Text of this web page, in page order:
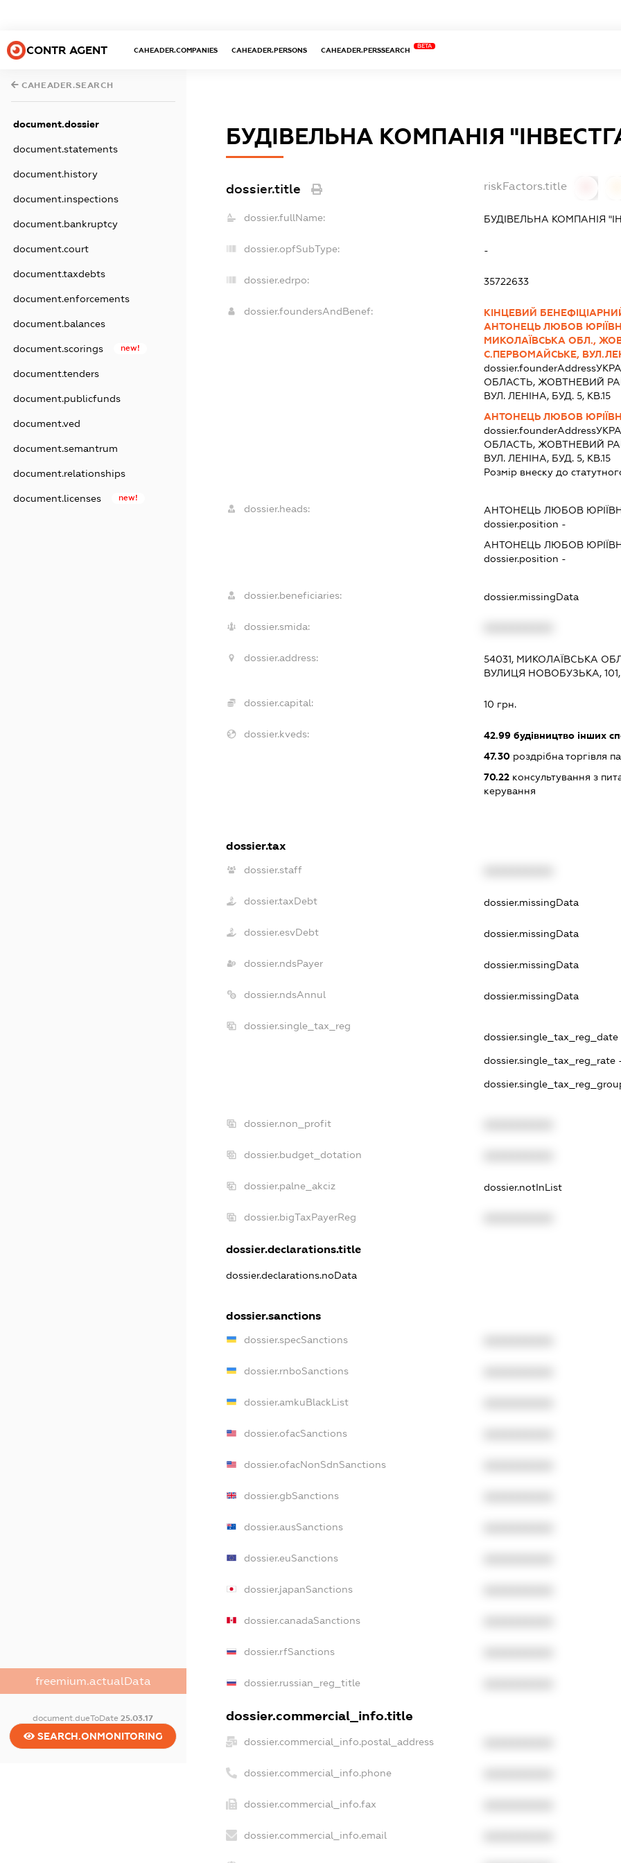
CONTR AGENT CAHEADER.COMPANIES CAHEADER.PERSONS CAHEADER.PERSSEARCH
BETA
CAHEADER.SEARCH
document.dossier
document.statements
document.history
document.inspections
document.bankruptcy
document.court
document.taxdebts
document.enforcements
document.balances
document.scorings new!
document.tenders
document.publicfunds
document.ved
document.semantrum
document.relationships
document.licenses new!
freemium.actualData
document.dueToDate25.03.17
SEARCH.ONMONITORING
БУДІВЕЛЬНА КОМПАНІЯ
dossier.title riskFactors.title
dossier.fullName: БУДІВЕЛЬНА КОМПАНІЯ
dossier.opfSubType: -
dossier.edrpo: 35722633
dossier.foundersAndBenef:
КІНЦЕВИЙ
АНТОНЕЦЬ ЛЮБОВ
МИКОЛАЇВСЬКА ОБЛ.,
С.ПЕРВОМАЙСЬКЕ,
dossier.founderAddress
ОБЛАСТЬ, ЖОВТНЕВИЙ
ВУЛ. ЛЕНІНА, БУД. 5, КВ.15
АНТОНЕЦЬ ЛЮБОВ
dossier.founderAddress
ОБЛАСТЬ, ЖОВТНЕВИЙ
ВУЛ. ЛЕНІНА, БУД. 5, КВ.15
Розмір внеску до
dossier.heads: АНТОНЕЦЬ ЛЮБОВ
dossier.position -
АНТОНЕЦЬ ЛЮБОВ
dossier.position -
dossier.beneficiaries: dossier.missingData
dossier.smida:
dossier.address:
54031, МИКОЛАЇВСЬКА
ВУЛИЦЯ НОВОБУЗЬКА, 101,
dossier.capital: 10 грн.
dossier.kveds: 42.99будівництво інших
47.30роздрібна торгівля
70.22консультування з
керування
dossier.tax
dossier.staff
dossier.taxDebt dossier.missingData
dossier.esvDebt dossier.missingData
dossier.ndsPayer dossier.missingData
dossier.ndsAnnul dossier.missingData
dossier.single_tax_reg
dossier.single_tax_reg_date -
dossier.single_tax_reg_rate
dossier.non_profit
dossier.budget_dotation
dossier.palne_akciz dossier.notInList
dossier.bigTaxPayerReg
dossier.declarations.title
dossier.declarations.noData
dossier.sanctions
dossier.specSanctions
dossier.rnboSanctions
dossier.amkuBlackList
dossier.ofacSanctions
dossier.ofacNonSdnSanctions
dossier.gbSanctions
dossier.ausSanctions
dossier.euSanctions
dossier.japanSanctions
dossier.canadaSanctions
dossier.rfSanctions
dossier.russian_reg_title
dossier.commercial_info.title
dossier.commercial_info.postal_address
dossier.commercial_info.phone
dossier.commercial_info.fax
dossier.commercial_info.email